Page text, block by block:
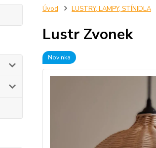
Úvod LUSTRY, LAMPY, STÍNIDLA
Lustr Zvonek
Novinka